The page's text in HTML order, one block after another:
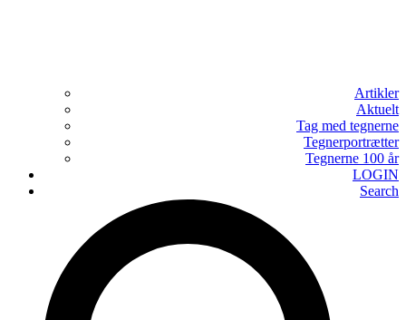
Artikler
Aktuelt
Tag med tegnerne
Tegnerportrætter
Tegnerne 100 år
LOGIN
Search